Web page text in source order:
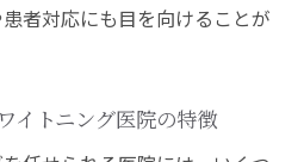
者対応にも目を向けることが
イトニング医院の特徴